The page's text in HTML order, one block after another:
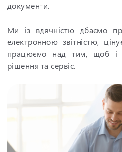
документи.
Ми із вдячністю дбаємо
електронною звітністю,
працюємо над тим, щоб і
рішення та сервіс.